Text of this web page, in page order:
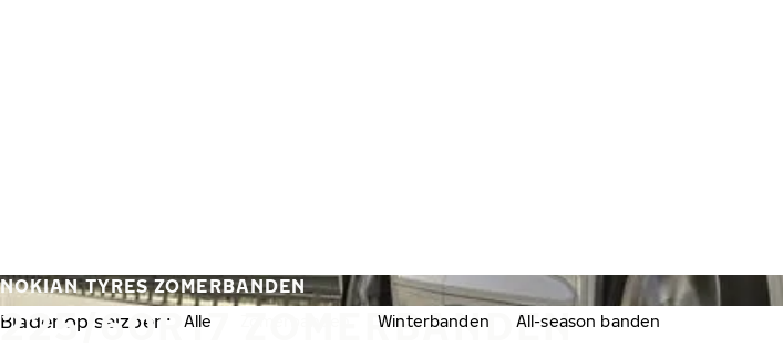
225/60R17 ZOMERBANDEN
NOKIAN TYRES ZOMERBANDEN
Blader op seizoen: Alle Winterbanden All-season banden